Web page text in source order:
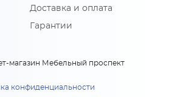
Доставка и оплата
Гарантии
магазин Мебельный проспект
конфиденциальности